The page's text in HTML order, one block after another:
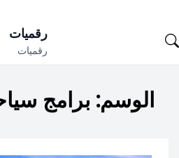
to
رقميات
رقميات
الوسم: برامج